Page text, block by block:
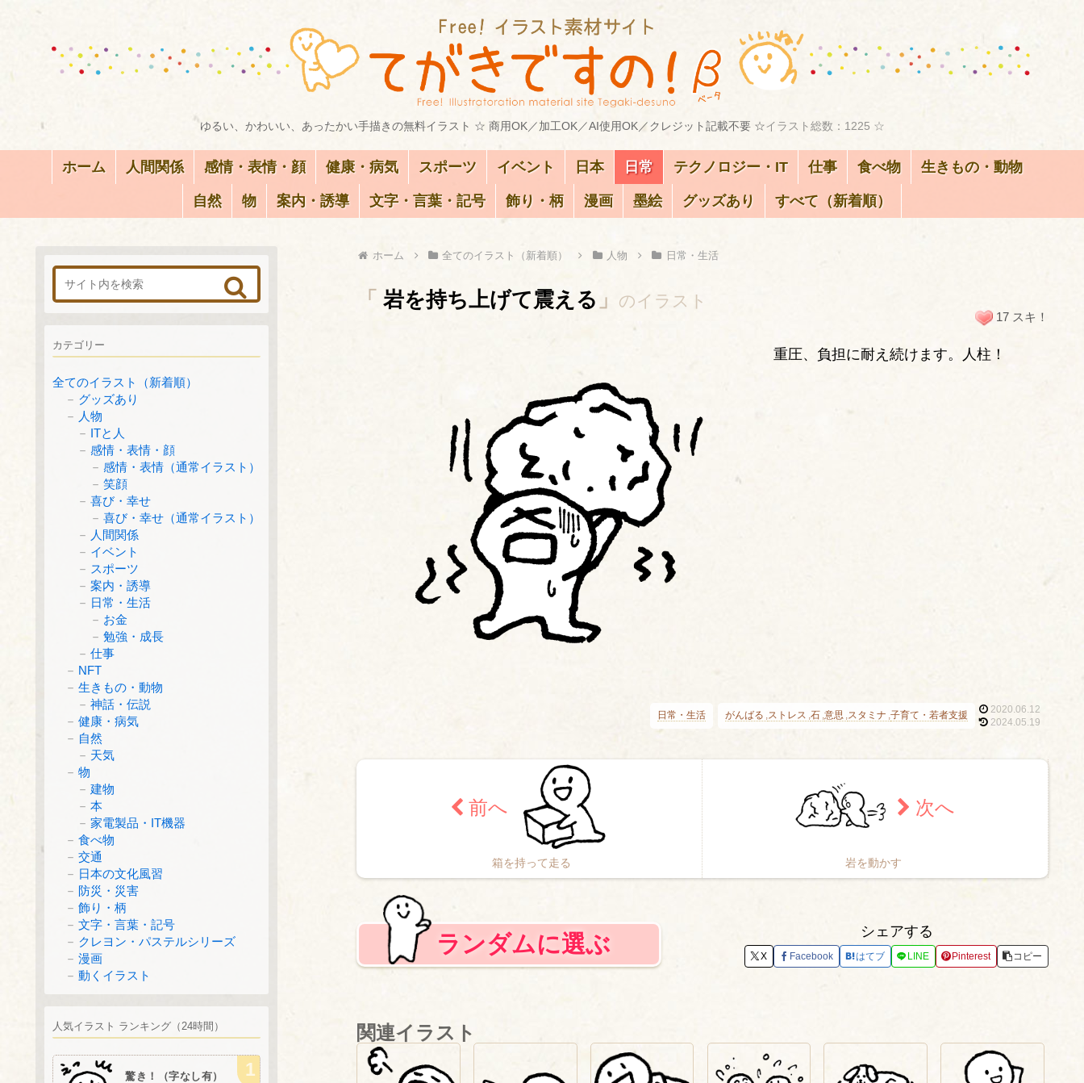
ゆるい、かわいい、あったかい手描きの無料イラスト ☆ 商用OK／加工OK／AI使用OK／クレジット記載不要 ☆イラスト総数：1225 ☆
ホーム 人間関係 感情・表情・顔 健康・病気 スポーツ イベント 日本 日常 テクノロジー・IT 仕事 食べ物 生きもの・動物
自然 物 案内・誘導 文字・言葉・記号 飾り・柄 漫画 墨絵 グッズあり すべて（新着順）
ホーム 全てのイラスト（新着順） 人物 日常・生活
「 岩を持ち上げて震える 」 のイラスト
重圧、負担に耐え続けます。人柱！
日常・生活 がんばる ストレス 石 意思 スタミナ 子育て・若者支援
2020.06.12
2024.05.19
17 スキ！
箱を持って走る 岩を動かす
ランダムに選ぶ シェアする
X Facebook はてブ LINE Pinterest コピー
関連イラスト
カテゴリー
全てのイラスト（新着順）
グッズあり
人物
ITと人
感情・表情・顔
感情・表情（通常イラスト）
笑顔
喜び・幸せ
喜び・幸せ（通常イラスト）
人間関係
イベント
スポーツ
案内・誘導
日常・生活
お金
勉強・成長
仕事
NFT
生きもの・動物
神話・伝説
健康・病気
自然
天気
物
建物
本
家電製品・IT機器
食べ物
交通
日本の文化風習
防災・災害
飾り・柄
文字・言葉・記号
クレヨン・パステルシリーズ
漫画
動くイラスト
人気イラスト ランキング（24時間）
驚き！（字なし有）